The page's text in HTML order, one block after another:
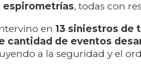
espirometrías, todas con
en 13 siniestros de
cantidad de eventos
a la seguridad y el